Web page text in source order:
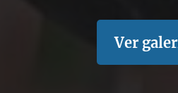
Ver